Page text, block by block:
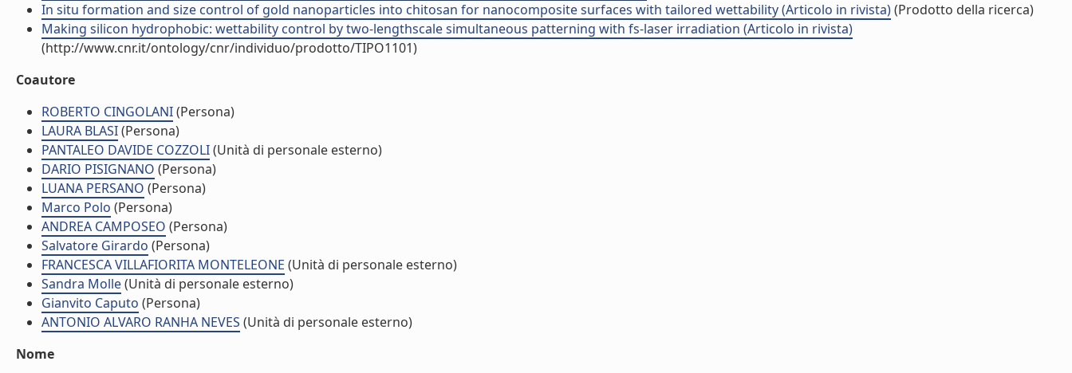
In situ formation and size control of gold nanoparticles into chitosan for nanocomposite surfaces with tailored wettability (Articolo in rivista)(Prodotto della ricerca)
Making silicon hydrophobic: wettability control by two-lengthscale simultaneous patterning with fs-laser irradiation (Articolo in rivista)
(http://www.cnr.it/ontology/cnr/individuo/prodotto/TIPO1101)
Coautore
ROBERTO CINGOLANI(Persona)
LAURA BLASI(Persona)
PANTALEO DAVIDE COZZOLI(Unità di personale esterno)
DARIO PISIGNANO (Persona)
LUANA PERSANO (Persona)
Marco Polo (Persona)
ANDREA CAMPOSEO (Persona)
Salvatore Girardo (Persona)
FRANCESCA VILLAFIORITA MONTELEONE (Unità di personale esterno)
Sandra Molle(Unità di personale esterno)
Gianvito Caputo (Persona)
ANTONIO ALVARO RANHA NEVES (Unità di personale esterno)
Nome